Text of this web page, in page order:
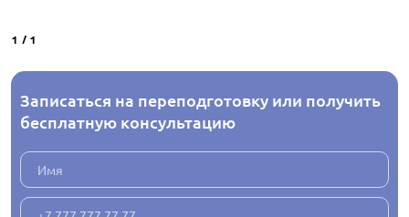
1 / 1
Записаться на переподготовку или получить
бесплатную консультацию